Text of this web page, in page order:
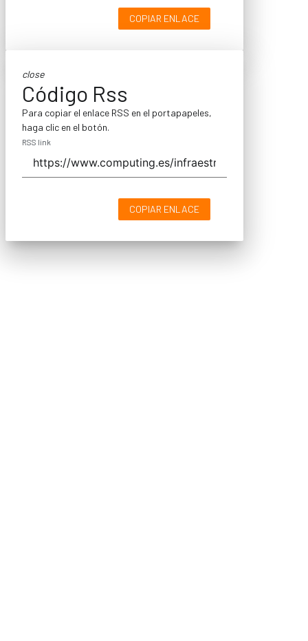
COPIAR ENLACE
close
Código Rss
Para copiar el enlace RSS en el portapapeles,
haga clic en el botón.
RSS link
COPIAR ENLACE